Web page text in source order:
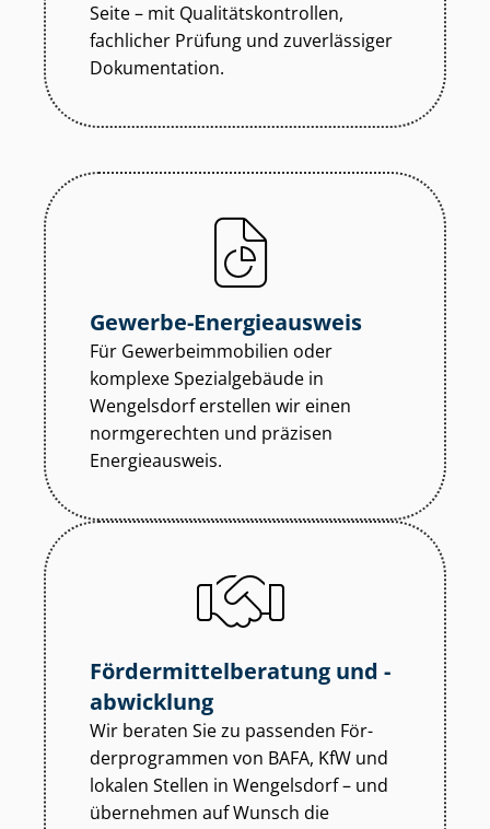
Seite – mit Qua­li­täts­kon­trol­len,
fachlicher Prüfung und zuverlässiger
Dokumentation.
Gewerbe-Energieausweis
Für Ge­wer­be­im­mo­bi­li­en oder
komplexe Spezialgebäude in
Wengelsdorf erstellen wir einen
normgerechten und präzisen
Energieausweis.
För­der­mit­tel­be­ra­tung und -
abwicklung
Wir beraten Sie zu passenden För­
der­pro­gram­men von BAFA, KfW und
lokalen Stellen in Wengelsdorf – und
übernehmen auf Wunsch die